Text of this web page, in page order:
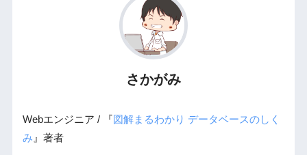
さかがみ
Webエンジニア / 『図解まるわかり データベースのしく
み 』著者